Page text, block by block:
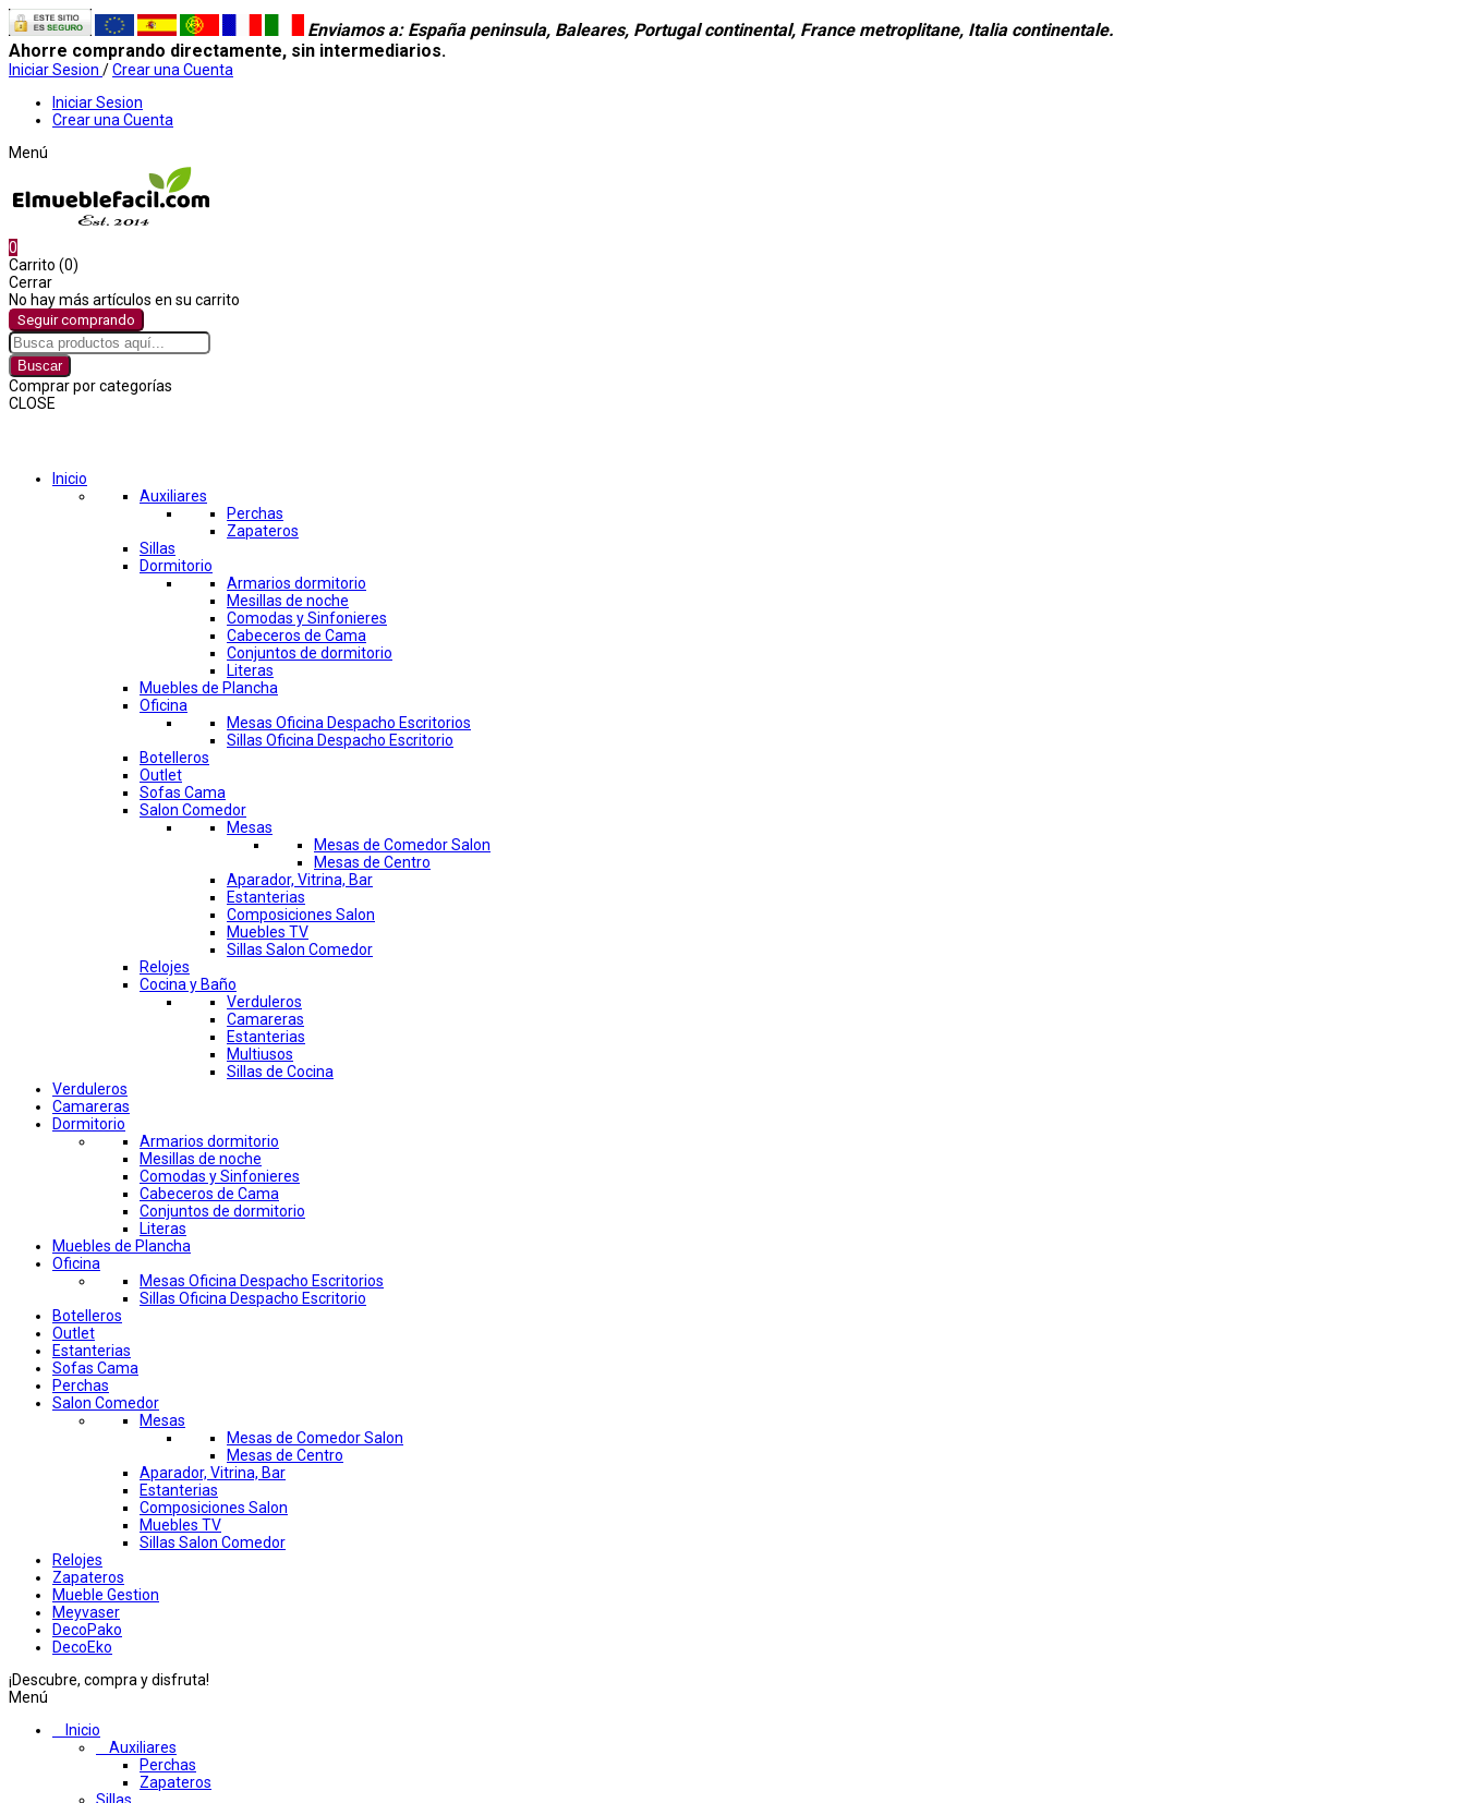
Enviamos a: España peninsula, Baleares, Portugal continental, France metroplitane, Italia continentale.
Ahorre comprando directamente, sin intermediarios.
Iniciar Sesion /Crear una Cuenta
Iniciar Sesion
Crear una Cuenta
Menú
0
Carrito (0)
Cerrar
No hay más artículos en su carrito
Seguir comprando
Buscar
Comprar por categorías
CLOSE
Inicio
Auxiliares
Perchas
Zapateros
Sillas
Dormitorio
Armarios dormitorio
Mesillas de noche
Comodas y Sinfonieres
Cabeceros de Cama
Conjuntos de dormitorio
Literas
Muebles de Plancha
Oficina
Mesas Oficina Despacho Escritorios
Sillas Oficina Despacho Escritorio
Botelleros
Outlet
Sofas Cama
Salon Comedor
Mesas
Mesas de Comedor Salon
Mesas de Centro
Aparador, Vitrina, Bar
Estanterias
Composiciones Salon
Muebles TV
Sillas Salon Comedor
Relojes
Cocina y Baño
Verduleros
Camareras
Estanterias
Multiusos
Sillas de Cocina
Verduleros
Camareras
Dormitorio
Armarios dormitorio
Mesillas de noche
Comodas y Sinfonieres
Cabeceros de Cama
Conjuntos de dormitorio
Literas
Muebles de Plancha
Oficina
Mesas Oficina Despacho Escritorios
Sillas Oficina Despacho Escritorio
Botelleros
Outlet
Estanterias
Sofas Cama
Perchas
Salon Comedor
Mesas
Mesas de Comedor Salon
Mesas de Centro
Aparador, Vitrina, Bar
Estanterias
Composiciones Salon
Muebles TV
Sillas Salon Comedor
Relojes
Zapateros
Mueble Gestion
Meyvaser
DecoPako
DecoEko
¡Descubre, compra y disfruta!
Menú
Inicio
Auxiliares
Perchas
Zapateros